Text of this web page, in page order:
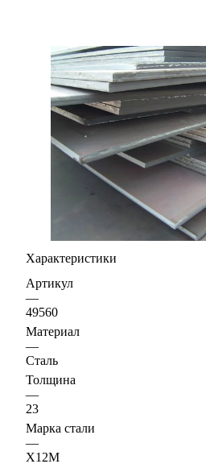
Характеристики
Артикул
—
49560
Материал
—
Сталь
Толщина
—
23
Марка стали
—
Х12М